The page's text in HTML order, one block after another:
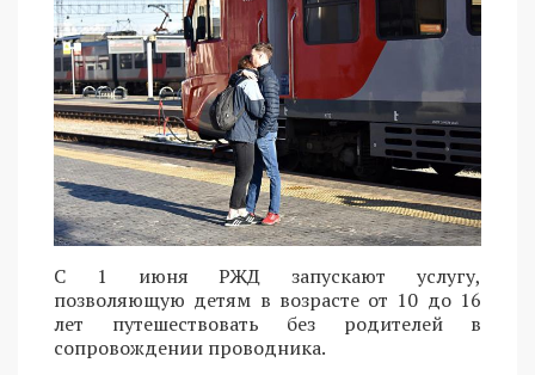
С 1 июня РЖД запускают услугу,
позволяющую детям в возрасте от 10 до 16
лет путешествовать без родителей в
сопровождении проводника.